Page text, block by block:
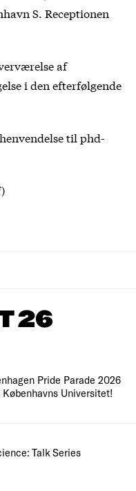
S. Receptionen
af
i den efterfølgende
til phd-
26
Pride Parade 2026
Københavns Universitet!
Talk Series